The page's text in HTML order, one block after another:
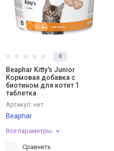
0
Beaphar Kitty's Junior
Кормовая добавка с
биотином для котят 1
таблетка
Артикул: нет
Beaphar
Все параметры
Сравнить